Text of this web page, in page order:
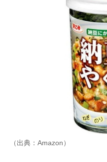
（出典：Amazon）